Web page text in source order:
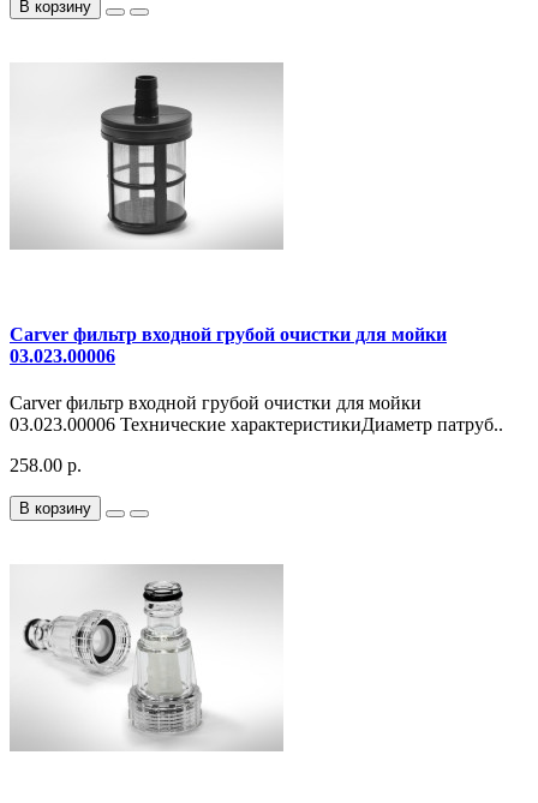
В корзину
Carver фильтр входной грубой очистки для мойки
03.023.00006
Carver фильтр входной грубой очистки для мойки
03.023.00006 Технические характеристикиДиаметр патруб..
258.00 р.
В корзину